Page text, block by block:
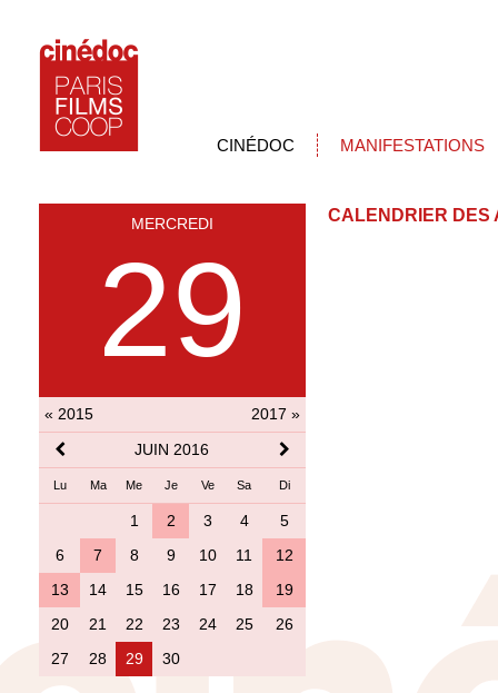
CINÉDOC MANIFESTATIONS
MERCREDI
29
« 2015
2017 »
JUIN 2016
Lu Ma Me Je Ve Sa Di
1 2 3 4
5
6
7 8 9 10 11
12
13
14 15 16 17 18
19
20
21 22 23 24 25
26
27
28 29 30
CALENDRIER DES